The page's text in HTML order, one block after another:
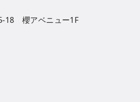
18 櫻アベニュー1F